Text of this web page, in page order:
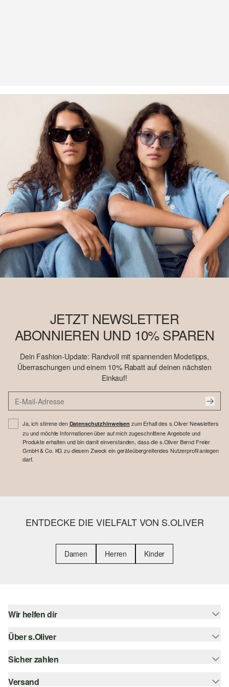
JETZT NEWSLETTER
ABONNIEREN UND 10% SPAREN
Dein Fashion-Update: Randvoll mit spannenden Modetipps,
Überraschungen und einem 10% Rabatt auf deinen nächsten
Einkauf!
Ja, ich stimme den Datenschutzhinweisen zum Erhalt des s.Oliver Newsletters
zu und möchte Informationen über auf mich zugeschnittene Angebote und
Produkte erhalten und bin damit einverstanden, dass die s.Oliver Bernd Freier
GmbH & Co. KG zu diesem Zweck ein geräteübergreifendes Nutzerprofil anlegen
darf.
ENTDECKE DIE VIELFALT VON S.OLIVER
Damen Herren Kinder
Wir helfen dir
Hilfe & FAQ
Größenberatung
Über s.Oliver
s.Oliver Magazin
Whatsapp
Sicher zahlen
Rechnung
Versand